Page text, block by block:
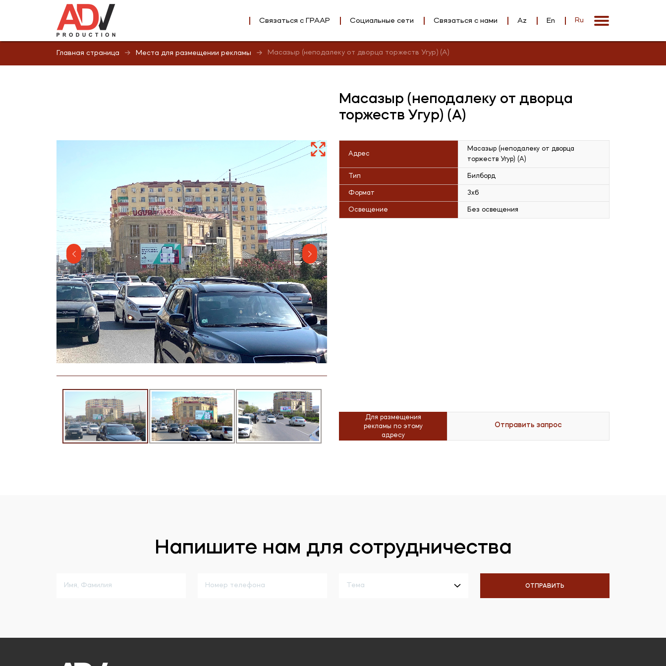
Связаться с ГРААР Социальные сети Связаться с нами Az En Ru
Главная страница Места для размещении рекламы Масазыр (неподалеку от дворца торжеств Угур) (А)
Масазыр (неподалеку от дворца
торжеств Угур) (А)
Адрес
Масазыр (неподалеку от дворца
торжеств Угур) (А)
Тип Билборд
Формат 3x6
Освещение Без освещения
Для размещения
рекламы по этому
адресу
Отправить запрос
Напишите нам для сотрудничества